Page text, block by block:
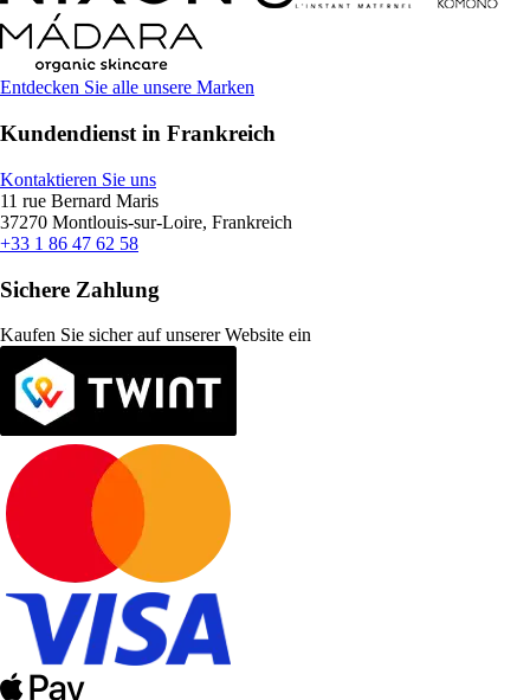
Entdecken Sie alle unsere Marken
Kundendienst in Frankreich
Kontaktieren Sie uns
11 rue Bernard Maris
37270 Montlouis-sur-Loire, Frankreich
+33 1 86 47 62 58
Sichere Zahlung
Kaufen Sie sicher auf unserer Website ein